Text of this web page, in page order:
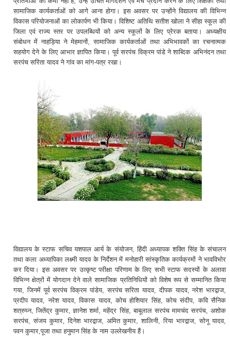
सामाजिक कार्यकर्ताओं को आगे आना होगा। इस अवसर पर उन्होंने विद्यालय की विभिन्न
विकास परियोजनाओं का लोकार्पण भी किया। विशिष्ट अतिथि सतीश खोला ने सीहा स्कूल की
जिला एवं राज्य स्तर पर उपलब्धियों को अन्य स्कूलों के लिए प्रेरक बताया। अध्यक्षीय
संबोधन में नाहड़िया ने मेहमानों, सामाजिक कार्यकर्ताओं तथा अभिभावकों का रचनात्मक
सहयोग देने के लिए आभार ज्ञापित किया। पूर्व सरपंच विक्रम पांडे ने शाब्दिक अभिनंदन तथा
सरपंच सरिता यादव ने गांव का मांग-पत्र रखा।
विद्यालय के स्टाफ सचिव यशपाल आर्य के संयोजन, हिंदी अध्यापक शक्ति सिंह के संचालन
तथा कला अध्यापिका लक्ष्मी यादव के निर्देशन में मनोहारी सांस्कृतिक कार्यक्रमों ने भावविभोर
कर दिया। इस अवसर पर उत्कृष्ट परीक्षा परिणाम के लिए सभी स्टाफ सदस्यों के अलावा
विभिन्न क्षेत्रों में योगदान देने वाले सामाजिक प्रतिनिधियों को विशेष रूप से सम्मानित किया
गया, जिनमें पूर्व सरपंच विक्रम पांडेय, सरपंच सरिता यादव, दीपक यादव, नरेश भारद्वाज,
प्रदीप यादव, नरेश यादव, विकास यादव, कोच होशियार सिंह, कोच संदीप, कवि सैनिक
शत्रुघ्न, जितेंद्र कुमार, ज्ञानेश शर्मा, महेंद्र सिंह, बाबूलाल सरपंच मामचंद सरपंच, अशोक
सरपंच, संजय कुमार, दिनेश भारद्वाज, अमित कुमार, शालिनी, रिया भारद्वाज, सोनू यादव,
पवन कुमार,पूजा तथा हनुमान सिंह के नाम उल्लेखनीय हैं।